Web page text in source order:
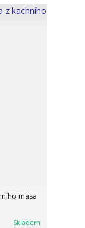
masa
Skladem